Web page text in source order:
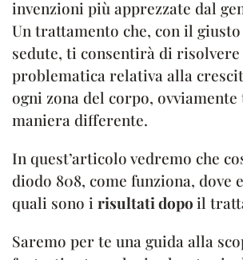
invenzioni più apprezzate dal
Un trattamento che, con il
sedute, ti consentirà di risolvere
problematica relativa alla
ogni zona del corpo,
maniera differente.
In quest’articolo vedremo che
diodo 808, come funziona, dove
quali sono i risultati dopoil
Saremo per te una guida alla